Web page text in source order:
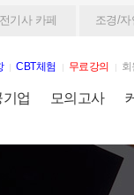
기사 카페 조경/자
CBT체험 무료강의 회
기업 모의고사